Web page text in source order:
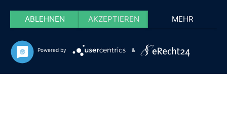
ABLEHNEN AKZEPTIEREN MEHR
Powered by &